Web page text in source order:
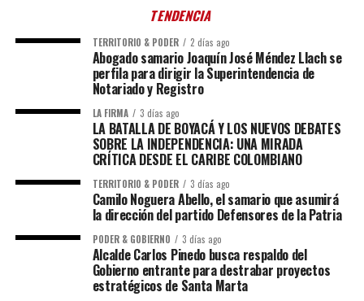
TENDENCIA
TERRITORIO & PODER 2 días ago
Abogado samario Joaquín José Méndez Llach se
perfila para dirigir la Superintendencia de
Notariado y Registro
LA FIRMA 3 días ago
LA BATALLA DE BOYACÁ Y LOS NUEVOS DEBATES
SOBRE LA INDEPENDENCIA: UNA MIRADA
CRÍTICA DESDE EL CARIBE COLOMBIANO
TERRITORIO & PODER 3 días ago
Camilo Noguera Abello, el samario que asumirá
la dirección del partido Defensores de la Patria
PODER & GOBIERNO 3 días ago
Alcalde Carlos Pinedo busca respaldo del
Gobierno entrante para destrabar proyectos
estratégicos de Santa Marta